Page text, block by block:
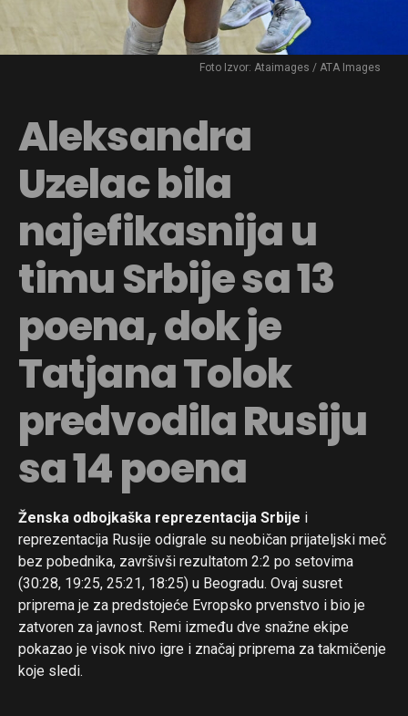
Foto Izvor: Ataimages / ATA Images
Aleksandra
Uzelac bila
najefikasnija u
timu Srbije sa 13
poena, dok je
Tatjana Tolok
predvodila Rusiju
sa 14 poena
Ženska odbojkaška reprezentacija Srbije i
reprezentacija Rusije odigrale su neobičan prijateljski meč
bez pobednika, završivši rezultatom 2:2 po setovima
(30:28, 19:25, 25:21, 18:25) u Beogradu. Ovaj susret
priprema je za predstojeće Evropsko prvenstvo i bio je
zatvoren za javnost. Remi između dve snažne ekipe
pokazao je visok nivo igre i značaj priprema za takmičenje
koje sledi.